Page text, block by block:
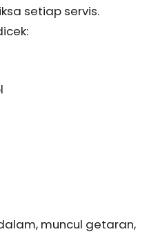
setiap servis.
muncul getaran,